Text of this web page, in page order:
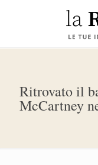
Ritrovato il
McCartney